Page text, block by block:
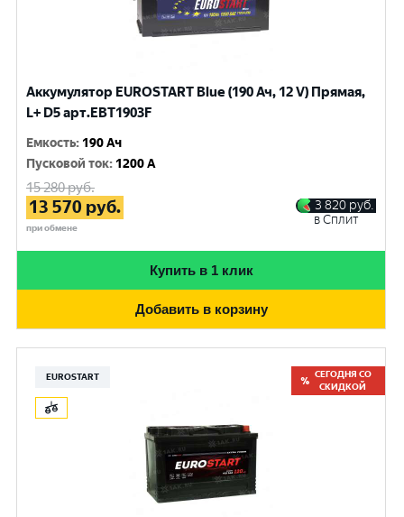
Аккумулятор EUROSTART Blue (190 Ач, 12 V) Прямая,
L+ D5 арт.EBT1903F
Емкость: 190 Ач
Пусковой ток: 1200 A
15 280руб.
13 570 руб.
при обмене
3 820 руб.
в Сплит
Купить в 1 клик
Добавить в корзину
EUROSTART
СЕГОДНЯ СО
СКИДКОЙ